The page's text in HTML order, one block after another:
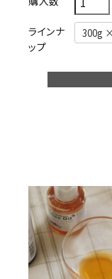
ラインナ
ップ